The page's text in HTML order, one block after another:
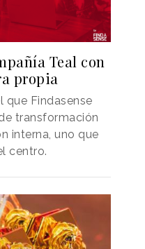
Teal con
propia
que Findasense
transformación
interna, uno que
centro.